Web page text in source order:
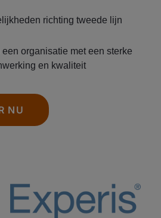
richting tweede lijn
organisatie met een sterke
en kwaliteit
NU